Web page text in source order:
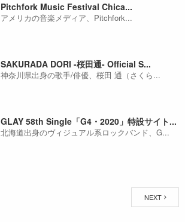
Pitchfork Music Festival Chica...
アメリカの音楽メディア、Pitchfork...
SAKURADA DORI -桜田通- Official S...
神奈川県出身の歌手/俳優、桜田 通（さくら...
GLAY 58th Single「G4・2020」特設サイト...
北海道出身のヴィジュアル系ロックバンド、G...
NEXT